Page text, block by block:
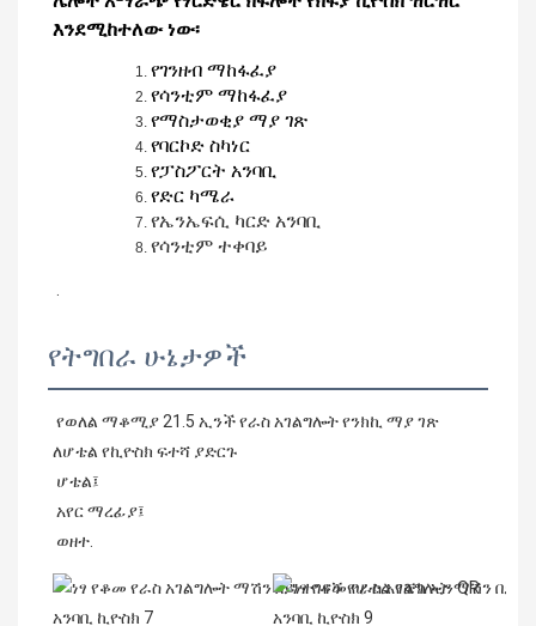
እንደሚከተለው ነው፡
የገንዘብ ማከፋፈያ
የሳንቲም ማከፋፈያ
የማስታወቂያ ማያ ገጽ
የባርኮድ ስካነር
የፓስፖርት አንባቢ
የድር ካሜራ
የኤንኤፍሲ ካርድ አንባቢ
የሳንቲም ተቀባይ
የትግበራ ሁኔታዎች
የወለል ማቆሚያ 21.5 ኢንች የራስ አገልግሎት የንክኪ ማያ ገጽ
ለሆቴል የኪዮስክ ፍተሻ ያድርጉ
ሆቴል፤
አየር ማረፊያ፤
ወዘተ.